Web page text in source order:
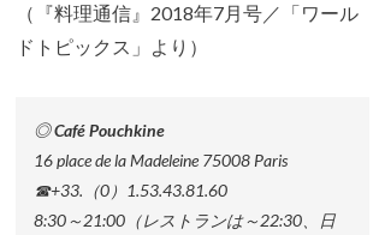
（『料理通信』2018年7月号／「ワール
ドトピックス」より）
◎ Café Pouchkine
16 place de la Madeleine 75008 Paris
☎+33.（0）1.53.43.81.60
8:30～21:00（レストランは～22:30、日